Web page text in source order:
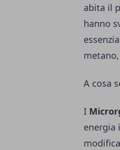
abita il
hanno
A cosa
I
energia